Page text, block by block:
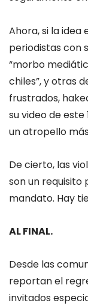
Ahora, si la idea
periodistas con
“morbo
chiles”, y otras
frustrados,
su video de
un atropello
De cierto, las
son un
mandato. Hay
AL FINAL.
Desde las
reportan el
invitados